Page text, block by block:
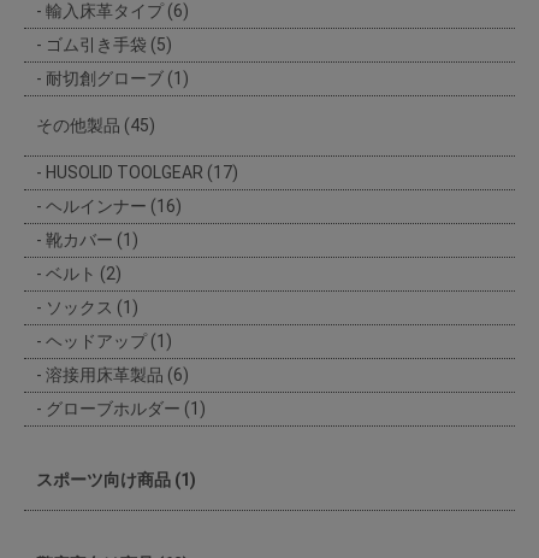
輸入床革タイプ (6)
ゴム引き手袋 (5)
耐切創グローブ (1)
その他製品 (45)
HUSOLID TOOLGEAR (17)
ヘルインナー (16)
靴カバー (1)
ベルト (2)
ソックス (1)
ヘッドアップ (1)
溶接用床革製品 (6)
グローブホルダー (1)
スポーツ向け商品 (1)